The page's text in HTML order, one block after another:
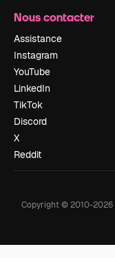
Nous contacter
Assistance
Instagram
YouTube
LinkedIn
TikTok
Discord
X
Reddit
Copyright © 2010-2026